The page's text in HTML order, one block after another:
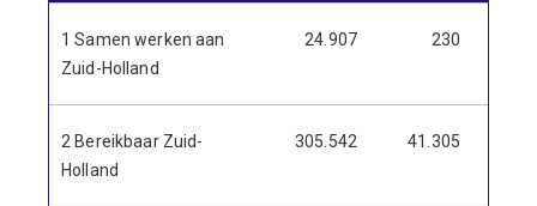
1 Samen werken aan
Zuid-Holland
24.907 230
2 Bereikbaar Zuid-
Holland
305.542 41.305